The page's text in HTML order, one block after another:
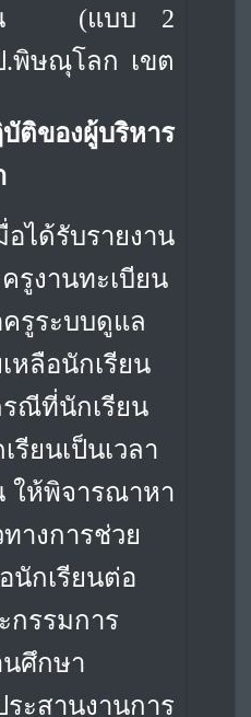
(แบบ 2
.พิษณุโลก เขต
ติของผู้บริหาร
อได้รับรายงาน
รูงานทะเบียน
รูระบบดูแล
หลือนักเรียน
รณีที่นักเรียน
รียนเป็นเวลา
ให้พิจารณาหา
างการช่วย
นักเรียนต่อ
กรรมการ
ศึกษา
ระสานงานการ